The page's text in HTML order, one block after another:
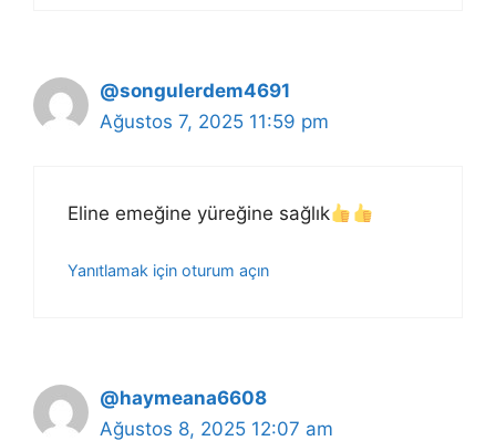
@songulerdem4691
Ağustos 7, 2025 11:59 pm
Eline emeğine yüreğine sağlık
Yanıtlamak için oturum açın
@haymeana6608
Ağustos 8, 2025 12:07 am